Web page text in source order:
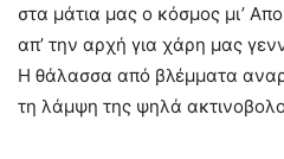
στα μάτια μας ο κόσμος μι’
απ’ την αρχή για χάρη μας
Η θάλασσα από βλέμματα
τη λάμψη της ψηλά